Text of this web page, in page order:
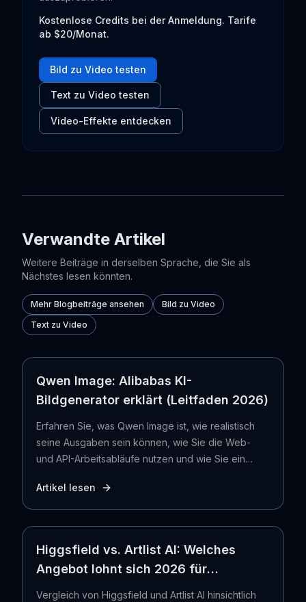
Kostenlose Credits bei der Anmeldung. Tarife
ab $20/Monat.
Bild zu Video testen
Text zu Video testen
Video-Effekte entdecken
Verwandte Artikel
Weitere Beiträge in derselben Sprache, die Sie als
Nächstes lesen könnten.
Mehr Blogbeiträge ansehen
Bild zu Video
Text zu Video
Qwen Image: Alibabas KI-
Bildgenerator erklärt (Leitfaden 2026)
Erfahren Sie, was Qwen Image ist, wie realistisch
seine Ausgaben sein können, wie Sie die Web-
und API-Arbeitsabläufe nutzen und wie Sie ein
umwandeln.
Artikel lesen
Higgsfield vs. Artlist AI: Welches
Angebot lohnt sich 2026 für
Videoersteller?
Vergleich von Higgsfield und Artlist AI hinsichtlich